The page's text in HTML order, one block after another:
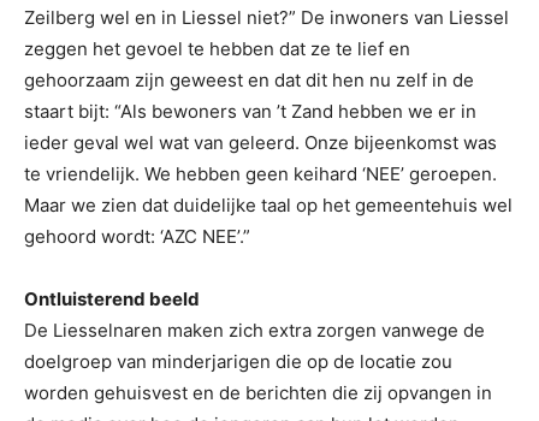
Zeilberg wel en in Liessel niet?” De inwoners van Liessel
zeggen het gevoel te hebben dat ze te lief en
gehoorzaam zijn geweest en dat dit hen nu zelf in de
staart bijt: “Als bewoners van ’t Zand hebben we er in
ieder geval wel wat van geleerd. Onze bijeenkomst was
te vriendelijk. We hebben geen keihard ‘NEE’ geroepen.
Maar we zien dat duidelijke taal op het gemeentehuis wel
gehoord wordt: ‘AZC NEE’.”
Ontluisterend beeld
De Liesselnaren maken zich extra zorgen vanwege de
doelgroep van minderjarigen die op de locatie zou
worden gehuisvest en de berichten die zij opvangen in